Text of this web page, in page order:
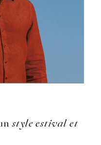
style estival et